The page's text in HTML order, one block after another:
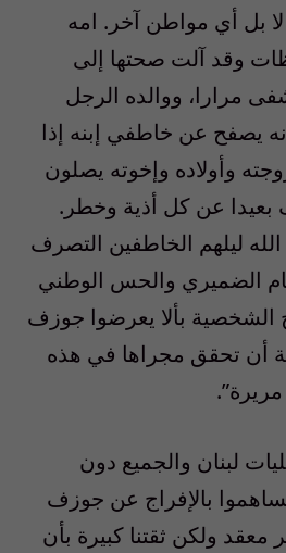
بل أي مواطن آخر. امه
وقد آلت صحتها إلى
مرارا، ووالده الرجل
يصفح عن خاطفي إبنه إذا
وأولاده وإخوته يصلون
بعيدا عن كل أذية وخطر.
ليلهم الخاطفين التصرف
الضميري والحس الوطني
الشخصية بألا يعرضوا جوزف
أن تحقق مجراها في هذه
لبنان والجميع دون
بالإفراج عن جوزف
معقد ولكن ثقتنا كبيرة بأن